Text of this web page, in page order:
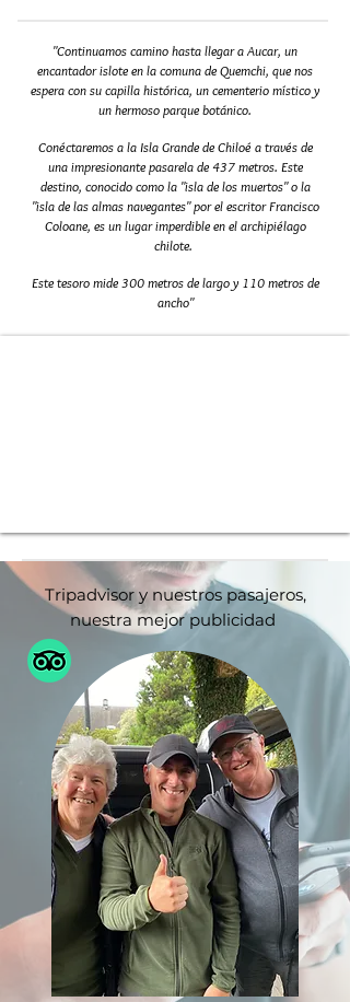
"Continuamos camino hasta llegar aAucar, un
encantador islote en la comuna de Quemchi, que nos
espera con su capilla histórica, un cementerio místico y
un hermoso parque botánico.
Conéctaremos a la Isla Grande de Chiloé a través de
una impresionante pasarela de 437 metros. Este
destino, conocido como la "isla de los muertos" o la
"isla de las almas navegantes" por el escritor Francisco
Coloane, es un lugar imperdible en el archipiélago
chilote.
Este tesoro mide 300 metros de largo y 110 metros de
ancho"
Tripadvisor y nuestros pasajeros,
nuestra mejor publicidad